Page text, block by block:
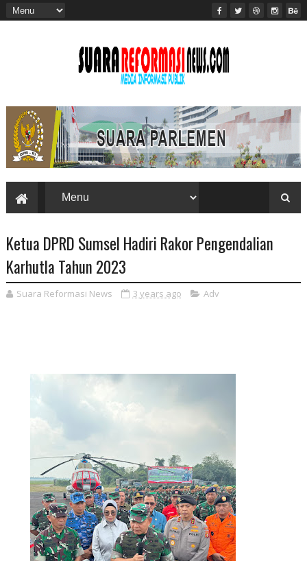
Ketua DPRD Sumsel Hadiri Rakor Pengendalian
Karhutla Tahun 2023
Suara Reformasi News 3 years ago Adv